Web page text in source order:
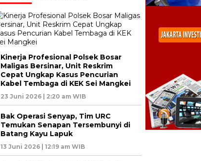
Kinerja Profesional Polsek Bosar
Maligas Bersinar, Unit Reskrim
Cepat Ungkap Kasus Pencurian
Kabel Tembaga di KEK Sei Mangkei
23 Juni 2026 | 2:20 am WIB
Bak Operasi Senyap, Tim URC
Temukan Senapan Tersembunyi di
Batang Kayu Lapuk
13 Juni 2026 | 12:19 am WIB